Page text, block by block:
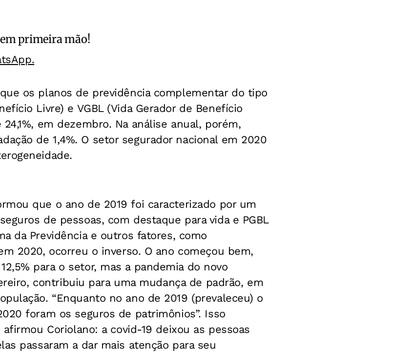
em primeira mão!
os planos de previdência complementar do tipo
Livre) e VGBL (Vida Gerador de Benefício
em dezembro. Na análise anual, porém,
de 1,4%. O setor segurador nacional em 2020
que o ano de 2019 foi caracterizado por um
de pessoas, com destaque para vida e PGBL
da Previdência e outros fatores, como
2020, ocorreu o inverso. O ano começou bem,
para o setor, mas a pandemia do novo
contribuiu para uma mudança de padrão, em
“Enquanto no ano de 2019 (prevaleceu) o
foram os seguros de patrimônios”. Isso
Coriolano: a covid-19 deixou as pessoas
passaram a dar mais atenção para seu